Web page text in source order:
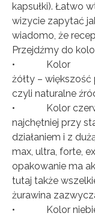
kapsułki). Łatwo
wizycie zapytać
wiadomo, że
Przejdźmy do
• Kolor
żółty –
czyli naturalne
• Kolor
najchętniej przy
działaniem i z
max, ultra, forte,
opakowanie ma
tutaj także
żurawina
• Kolor